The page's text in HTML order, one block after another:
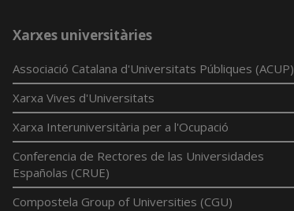
Xarxes universitàries
Associació Catalana d'Universitats Públiques (ACUP)
Xarxa Vives d'Universitats
Xarxa Interuniversitària per a l'Ocupació
Conferencia de Rectores de las Universidades
Españolas (CRUE)
Compostela Group of Universities (CGU)